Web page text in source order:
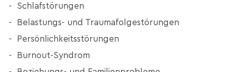
Schlafstörungen
Belastungs- und Traumafolgestörungen
Persönlichkeitsstörungen
Burnout-Syndrom